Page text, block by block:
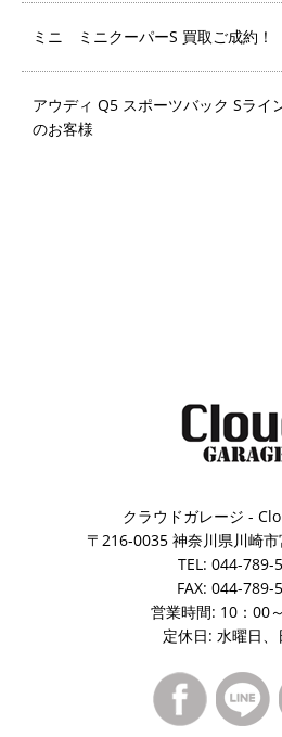
ミニ ミニクーパーS 買取ご成約
アウディ Q5 スポーツバック Sラ
のお客様
クラウドガレージ -
〒216-0035 神奈川県川崎
TEL: 044-789-
FAX: 044-789-
営業時間: 10：00
定休日: 水曜日、